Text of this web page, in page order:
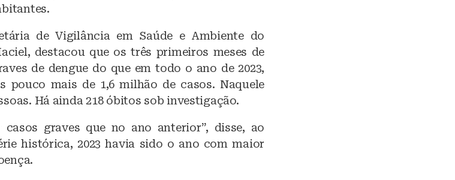
de Vigilância em Saúde e Ambiente do
destacou que os três primeiros meses de
de dengue do que em todo o ano de 2023,
pouco mais de 1,6 milhão de casos. Naquele
Há ainda 218 óbitos sob investigação.
graves que no ano anterior”, disse, ao
histórica, 2023 havia sido o ano com maior